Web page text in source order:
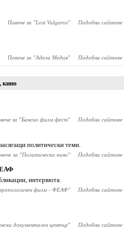
Повече за "Lost Vulgaros" Подобни сайтове
Повече за "Адела Медия" Подобни сайтове
, кино
за "Банско филм фест" Подобни сайтове
политически теми.
за "Политическо кино" Подобни сайтове
интервюта.
филм - ФЕАФ" Подобни сайтове
документален център" Подобни сайтове